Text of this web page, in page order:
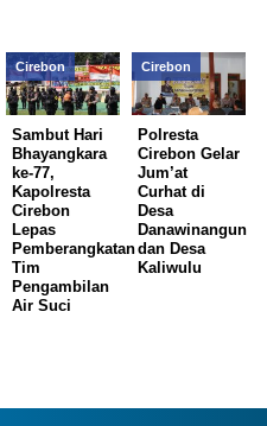
Cirebon
Sambut Hari
Bhayangkara
ke-77,
Kapolresta
Cirebon
Lepas
Pemberangkatan
Tim
Pengambilan
Air Suci
Cirebon
Polresta
Cirebon Gelar
Jum’at
Curhat di
Desa
Danawinangun
dan Desa
Kaliwulu